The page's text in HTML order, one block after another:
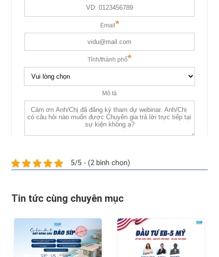
5/5 - (2 bình chọn)
Tin tức cùng chuyên mục